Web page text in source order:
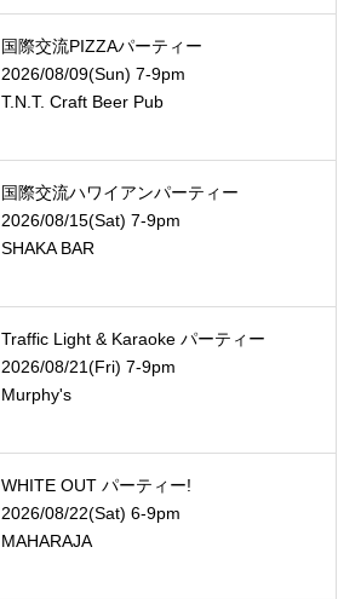
国際交流PIZZAパーティー
2026/08/09(Sun) 7-9pm
T.N.T. Craft Beer Pub
国際交流ハワイアンパーティー
2026/08/15(Sat) 7-9pm
SHAKA BAR
Traffic Light & Karaoke パーティー
2026/08/21(Fri) 7-9pm
Murphy's
WHITE OUT パーティー!
2026/08/22(Sat) 6-9pm
MAHARAJA